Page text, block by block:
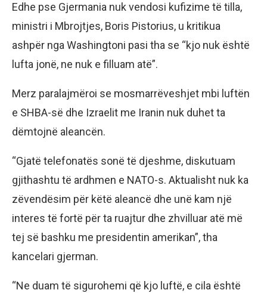
Edhe pse Gjermania nuk vendosi kufizime të tilla,
ministri i Mbrojtjes, Boris Pistorius, u kritikua
ashpër nga Washingtoni pasi tha se “kjo nuk është
lufta jonë, ne nuk e filluam atë”.
Merz paralajmëroi se mosmarrëveshjet mbi luftën
e SHBA-së dhe Izraelit me Iranin nuk duhet ta
dëmtojnë aleancën.
“Gjatë telefonatës sonë të djeshme, diskutuam
gjithashtu të ardhmen e NATO-s. Aktualisht nuk ka
zëvendësim për këtë aleancë dhe unë kam një
interes të fortë për ta ruajtur dhe zhvilluar atë më
tej së bashku me presidentin amerikan”, tha
kancelari gjerman.
“Ne duam të sigurohemi që kjo luftë, e cila është